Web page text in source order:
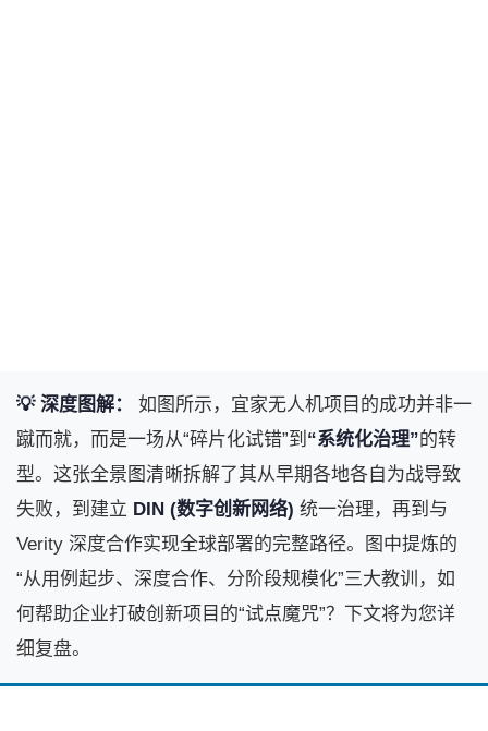
💡 深度图解：
如图所示，宜家无人机项目的成功并非一
蹴而就，而是一场从“碎片化试错”到 “系统化治理”的转
型。这张全景图清晰拆解了其从早期各地各自为战导致
失败，到建立 DIN (数字创新网络) 统一治理，再到与
Verity 深度合作实现全球部署的完整路径。图中提炼的
“从用例起步、深度合作、分阶段规模化”三大教训，如
何帮助企业打破创新项目的“试点魔咒”？下文将为您详
细复盘。